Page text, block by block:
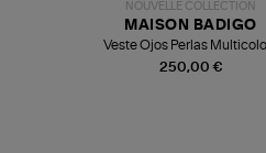
NOUVELLE COLLECTION
250,00 €
MAISON BADIGO
Veste Ojos Perlas